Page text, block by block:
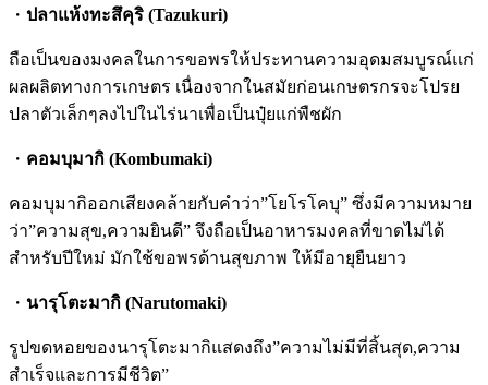
・ ปลาแห้งทะสึคุริ (Tazukuri)
ถือเป็นของมงคลในการขอพรให้ประทานความอุดมสมบูรณ์แก่
ผลผลิตทางการเกษตร เนื่องจากในสมัยก่อนเกษตรกรจะโปรย
ปลาตัวเล็กๆลงไปในไร่นาเพื่อเป็นปุ๋ยแก่พืชผัก
・ คอมบุมากิ (Kombumaki)
คอมบุมากิออกเสียงคล้ายกับคำว่า”โยโรโคบุ” ซึ่งมีความหมาย
ว่า”ความสุข,ความยินดี” จึงถือเป็นอาหารมงคลที่ขาดไม่ได้
สำหรับปีใหม่ มักใช้ขอพรด้านสุขภาพ ให้มีอายุยืนยาว
・ นารุโตะมากิ (Narutomaki)
รูปขดหอยของนารุโตะมากิแสดงถึง”ความไม่มีที่สิ้นสุด,ความ
สำเร็จและการมีชีวิต”